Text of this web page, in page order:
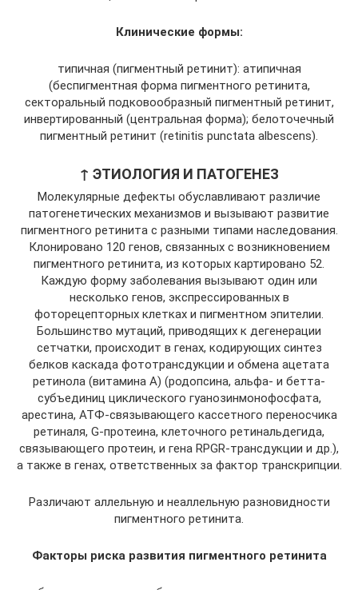
Клинические формы:
типичная (пигментный ретинит): атипичная
(беспигментная форма пигментного ретинита,
секторальный подковообразный пигментный ретинит,
инвертированный (центральная форма); белоточечный
пигментный ретинит (retinitis punctata albescens).
↑ ЭТИОЛОГИЯ И ПАТОГЕНЕЗ
Молекулярные дефекты обуславливают различие
патогенетических механизмов и вызывают развитие
пигментного ретинита с разными типами наследования.
Клонировано 120 генов, связанных с возникновением
пигментного ретинита, из которых картировано 52.
Каждую форму заболевания вызывают один или
несколько генов, экспрессированных в
фоторецепторных клетках и пигментном эпителии.
Большинство мутаций, приводящих к дегенерации
сетчатки, происходит в генах, кодирующих синтез
белков каскада фототрансдукции и обмена ацетата
ретинола (витамина А) (родопсина, альфа- и бетта-
субъединиц циклического гуанозинмонофосфата,
арестина, АТФ-связывающего кассетного переносчика
ретиналя, G-протеина, клеточного ретинальдегида,
связывающего протеин, и гена RPGR-трансдукции и др.),
а также в генах, ответственных за фактор транскрипции.
Различают аллельную и неаллельную разновидности
пигментного ретинита.
Факторы риска развития пигментного ретинита